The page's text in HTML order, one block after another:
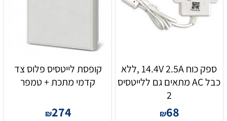
ספק כוח 14.4V 2.5A ,ללא
כבל AC מתאים גם ללייטסיס
2
₪68
קופסת לייטסיס פלוס צד
קדמי מתכת + טמפר
₪274